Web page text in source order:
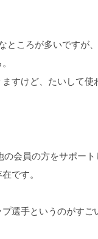
ところが多いですが
すけど、たいして
会員の方をサポー
です。
選手というのがす